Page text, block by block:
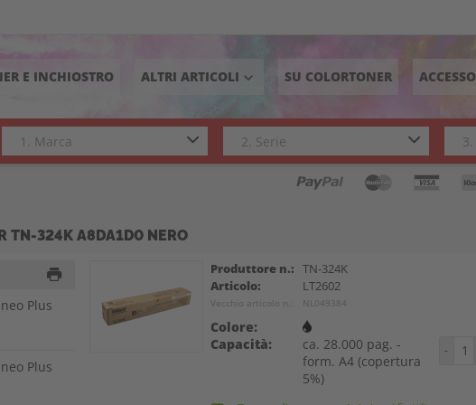
E INCHIOSTRO ALTRI ARTICOLI keyboard_arrow_down SU COLORTONER ACCESSO
TN-324K A8DA1D0 NERO
Plus
Plus
Produttore n.: TN-324K
Articolo:
LT2602
Vecchio articolo n.: NL049384
Colore:
Capacità:
ca. 28.000 pag. -
form. A4 (copertura
5%)
-